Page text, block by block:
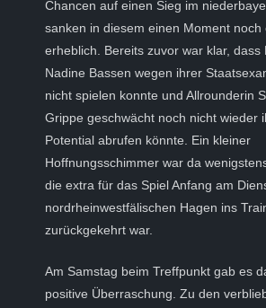
Chancen auf einen Sieg im
sanken in diesem einen Moment noch
erheblich. Bereits zuvor war klar, dass
Nadine Bassen wegen ihrer
nicht spielen konnte und Allrounderin
Grippe geschwächt noch nicht wieder
Potential abrufen könnte. Ein kleiner
Hoffnungsschimmer war da
die extra für das Spiel Anfang am
nordrheinwestfälischen Hagen ins
zurückgekehrt war.
Am Samstag beim Treffpunkt gab es
positive Überraschung. Zu den